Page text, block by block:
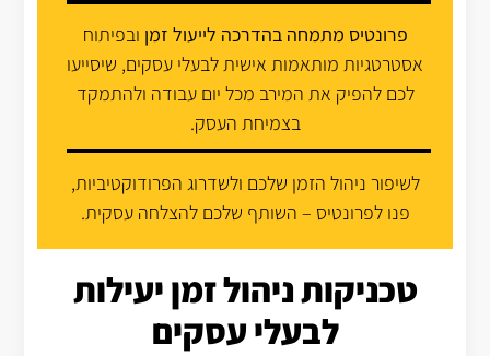
פרונטיס מתמחה בהדרכה לייעול זמן ובפיתוח
אסטרטגיות מותאמות אישית לבעלי עסקים, שיסייעו
לכם להפיק את המירב מכל יום עבודה ולהתמקד
בצמיחת העסק.
לשיפור ניהול הזמן שלכם ולשדרוג הפרודוקטיביות,
פנו לפרונטיס – השותף שלכם להצלחה עסקית.
טכניקות ניהול זמן יעילות
לבעלי עסקים